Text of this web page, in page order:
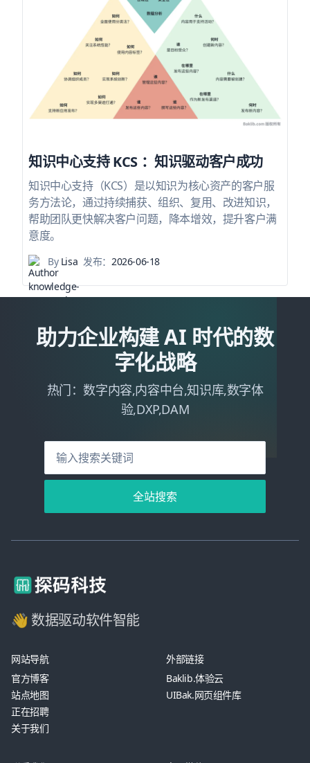
知识中心支持 KCS ：知识驱动客户成功
知识中心支持（KCS）是以知识为核心资产的客户服
务方法论，通过持续捕获、组织、复用、改进知识，
帮助团队更快解决客户问题，降本增效，提升客户满
意度。
ByLisa 发布：2026-06-18
助力企业构建 AI 时代的数
字化战略
热门：数字内容,内容中台,知识库,数字体
验,DXP,DAM
全站搜索
👋 数据驱动软件智能
网站导航
官方博客
站点地图
正在招聘
关于我们
外部链接
Baklib.体验云
UIBak.网页组件库